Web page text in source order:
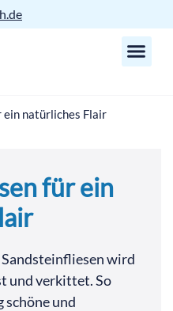
ein natürliches Flair
für ein
wird
und verkittet. So
und